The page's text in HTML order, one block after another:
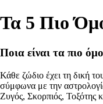
Τα 5 Πιο
Ποια είναι τα πιο
Κάθε ζώδιο έχει τη δική
σύμφωνα με την
Ζυγός, Σκορπιός, Τοξότης